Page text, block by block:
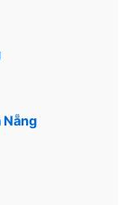
Nẵng